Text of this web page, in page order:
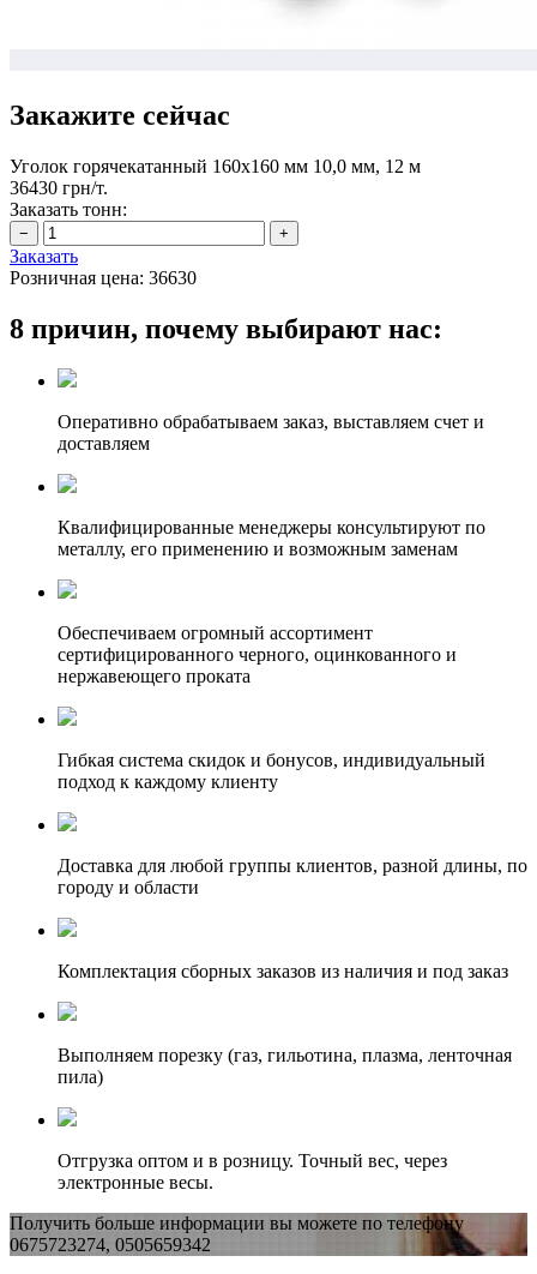
Закажите сейчас
Уголок горячекатанный 160х160 мм 10,0 мм, 12 м
36430 грн/т.
Заказать тонн:
Заказать
Розничная цена: 36630
8 причин, почему выбирают нас:
Оперативно обрабатываем заказ, выставляем счет и
доставляем
Квалифицированные менеджеры консультируют по
металлу, его применению и возможным заменам
Обеспечиваем огромный ассортимент
сертифицированного черного, оцинкованного и
нержавеющего проката
Гибкая система скидок и бонусов, индивидуальный
подход к каждому клиенту
Доставка для любой группы клиентов, разной длины, по
городу и области
Комплектация сборных заказов из наличия и под заказ
Выполняем порезку (газ, гильотина, плазма, ленточная
пила)
Отгрузка оптом и в розницу. Точный вес, через
электронные весы.
Получить больше информации вы можете по телефону
0675723274, 0505659342